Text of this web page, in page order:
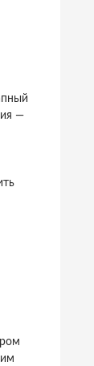
—